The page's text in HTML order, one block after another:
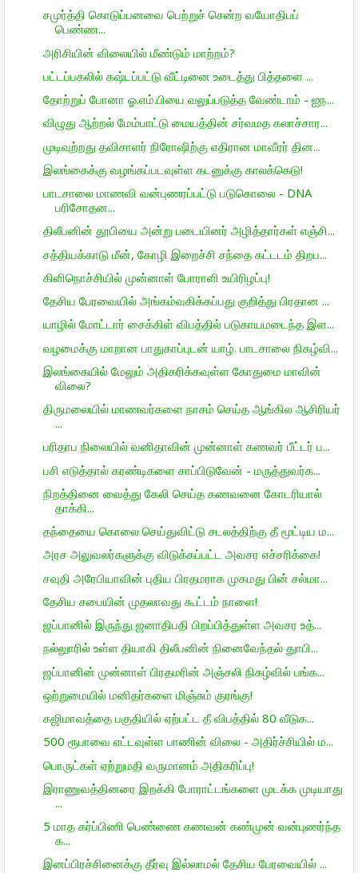
சமுர்த்தி கொடுப்பனவை பெற்றுச் சென்ற வயோதிபப்
பெண்ண...
அரிசியின் விலையில் மீண்டும் மாற்றம்?
பட்டப்பகலில் கஷ்டப்பட்டு வீட்டினை உடைத்து பித்தளை ...
தோற்றுப் போனா ஓ.எம்.பியை வலுப்படுத்த வேண்டாம் - ஐந...
விழுது ஆற்றல் மேம்பாட்டு மையத்தின் சர்வமத கலாச்சார...
முடிவுற்றது தவிசாளர் நிரோஷிற்கு எதிரான மாவீரர் தின...
இலங்கைக்கு வழங்கப்படவுள்ள கடனுக்கு காலக்கெடு!
பாடசாலை மாணவி வன்புணரப்பட்டு படுகொலை - DNA
பரிசோதன...
திலீபனின் தூபியை அன்று படையினர் அழித்தார்கள் எஞ்சி...
சத்தியக்காடு மீன், கோழி இறைச்சி சந்தை கட்டடம் திறப...
கிளிநொச்சியில் முன்னாள் போராளி உயிரிழப்பு!
தேசிய பேரவையில் அங்கம்வகிக்கப்பது குறித்து பிரதான ...
யாழில் மோட்டார் சைக்கிள் விபத்தில் படுகாயமடைந்த இள...
வழமைக்கு மாறான பாதுகாப்புடன் யாழ். பாடசாலை நிகழ்வி...
இலங்கையில் மேலும் அதிகரிக்கவுள்ள கோதுமை மாவின்
விலை?
திருமலையில் மாணவர்களை நாசம் செய்த ஆங்கில ஆசிரியர்
...
பரிதாப நிலையில் வனிதாவின் முன்னாள் கணவர் பீட்டர் ப...
பசி எடுத்தால் கரண்டிகளை சாப்பிடுவேன் - மருத்துவர்க...
நிறத்தினை வைத்து கேலி செய்த கணவனை கோடரியால்
தாக்கி...
தந்தையை கொலை செய்துவிட்டு சடலத்திற்கு தீ மூட்டிய ம...
அரச அலுவலர்களுக்கு விடுக்கப்பட்ட அவசர எச்சரிக்கை!
சவுதி அரேபியாவின் புதிய பிரதமராக முகமது பின் சல்மா...
தேசிய சபையின் முதலாவது கூட்டம் நாளை!
ஜப்பானில் இருந்து ஜனாதிபதி பிறப்பித்துள்ள அவசர உத்...
நல்லுாரில் உள்ள தியாகி திலீபனின் நினைவேந்தல் துாபி...
ஜப்பானின் முன்னாள் பிரதமரின் அஞ்சலி நிகழ்வில் பங்க...
ஒற்றுமையில் மனிதர்களை மிஞ்சும் குரங்கு!
கஜிமாவத்தை பகுதியில் ஏற்பட்ட தீ விபத்தில் 80 வீடுக...
500 ரூபாவை எட்டவுள்ள பாணின் விலை - அதிர்ச்சியில் ம...
பொருட்கள் ஏற்றுமதி வருமானம் அதிகரிப்பு!
இராணுவத்தினரை இறக்கி போராட்டங்களை முடக்க முடியாது
...
5 மாத கர்ப்பிணி பெண்ணை கணவன் கண்முன் வன்புணர்ந்த
க...
இனப்பிரச்சினைக்கு தீர்வு இல்லாமல் தேசிய பேரவையில் ...